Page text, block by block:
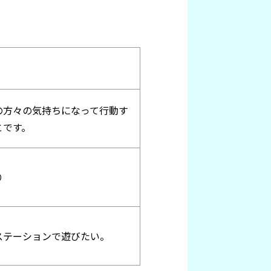
々の気持ちになって行動す
す。
ーションで遊びたい。